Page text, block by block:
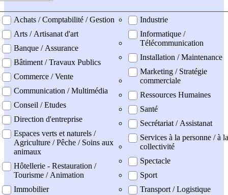
professionel
Achats / Comptabilité / Gestion
Arts / Artisanat d'art
Banque / Assurance
Bâtiment / Travaux Publics
Commerce / Vente
Communication / Multimédia
Conseil / Etudes
Direction d'entreprise
Espaces verts et naturels /
Agriculture / Pêche / Soins aux
animaux
Hôtellerie - Restauration /
Tourisme / Animation
Immobilier
Industrie
Informatique /
Télécommunication
Installation / Maintenance
Marketing / Stratégie
commerciale
Ressources Humaines
Santé
Secrétariat / Assistanat
Services à la personne / à la
collectivité
Spectacle
Sport
Transport / Logistique